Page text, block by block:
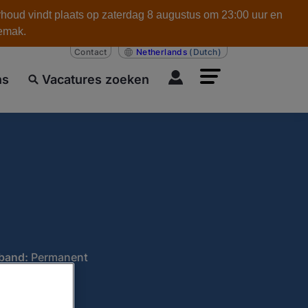
vindt plaats op zaterdag 8 augustus om 23:00 uur en
Vacatures zoeken
Contact Netherlands (Dutch)
Permanent